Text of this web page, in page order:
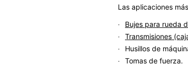
Las aplicaciones
Bujes para rueda
Transmisiones
Husillos de
Tomas de fuerza.